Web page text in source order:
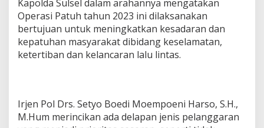
Kapolda Sulsel dalam arahannya mengatakan
Operasi Patuh tahun 2023 ini dilaksanakan
bertujuan untuk meningkatkan kesadaran dan
kepatuhan masyarakat dibidang keselamatan,
ketertiban dan kelancaran lalu lintas.
Irjen Pol Drs. Setyo Boedi Moempoeni Harso, S.H.,
M.Hum merincikan ada delapan jenis pelanggaran